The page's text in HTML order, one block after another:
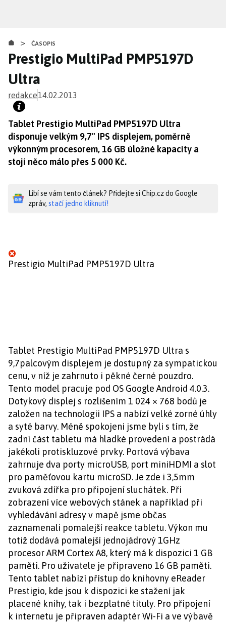
obsahu
> ČASOPIS
Prestigio MultiPad PMP5197D
Ultra
redakce14.02.2013
Tablet Prestigio MultiPad PMP5197D Ultra
disponuje velkým 9,7" IPS displejem, poměrně
výkonným procesorem, 16 GB úložné kapacity a
stojí něco málo přes 5 000 Kč.
Líbí se vám tento článek? Přidejte si Chip.cz do Google
zpráv, stačí jedno kliknutí!
Prestigio MultiPad PMP5197D Ultra
Tablet Prestigio MultiPad PMP5197D Ultra s
9,7palcovým displejem je dostupný za sympatickou
cenu, v níž je zahrnuto i pěkné černé pouzdro.
Tento model pracuje pod OS Google Android 4.0.3.
Dotykový displej s rozlišením 1 024 × 768 bodů je
založen na technologii IPS a nabízí velké zorné úhly
a syté barvy. Méně spokojeni jsme byli s tím, že
zadní část tabletu má hladké provedení a postrádá
jakékoli protiskluzové prvky. Portová výbava
zahrnuje dva porty microUSB, port miniHDMI a slot
pro paměťovou kartu microSD. Je zde i 3,5mm
zvuková zdířka pro připojení sluchátek. Při
zobrazení více webových stánek a například při
vyhledávání adresy v mapě jsme občas
zaznamenali pomalejší reakce tabletu. Výkon mu
totiž dodává pomalejší jednojádrový 1GHz
procesor ARM Cortex A8, který má k dispozici 1 GB
paměti. Pro uživatele je připraveno 16 GB paměti.
Tento tablet nabízí přístup do knihovny eReader
Prestigio, kde jsou k dispozici ke stažení jak
placené knihy, tak i bezplatné tituly. Pro připojení
k internetu je připraven adaptér Wi-Fi a ve výbavě